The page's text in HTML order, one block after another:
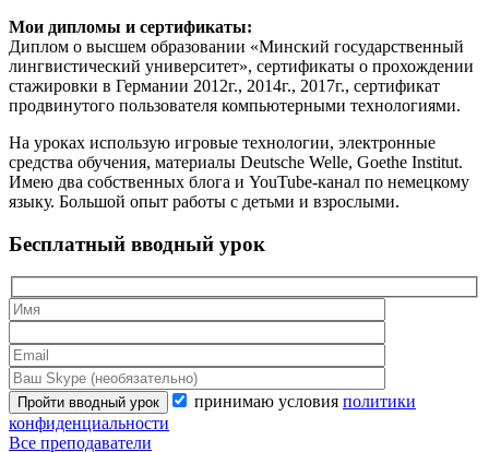
Мои дипломы и сертификаты:
Диплом о высшем образовании «Минский государственный
лингвистический университет», сертификаты о прохождении
стажировки в Германии 2012г., 2014г., 2017г., сертификат
продвинутого пользователя компьютерными технологиями.
На уроках использую игровые технологии, электронные
средства обучения, материалы Deutsche Welle, Goethe Institut.
Имею два собственных блога и YouTube-канал по немецкому
языку. Большой опыт работы с детьми и взрослыми.
Бесплатный вводный урок
принимаю условия политики
конфиденциальности
Все преподаватели